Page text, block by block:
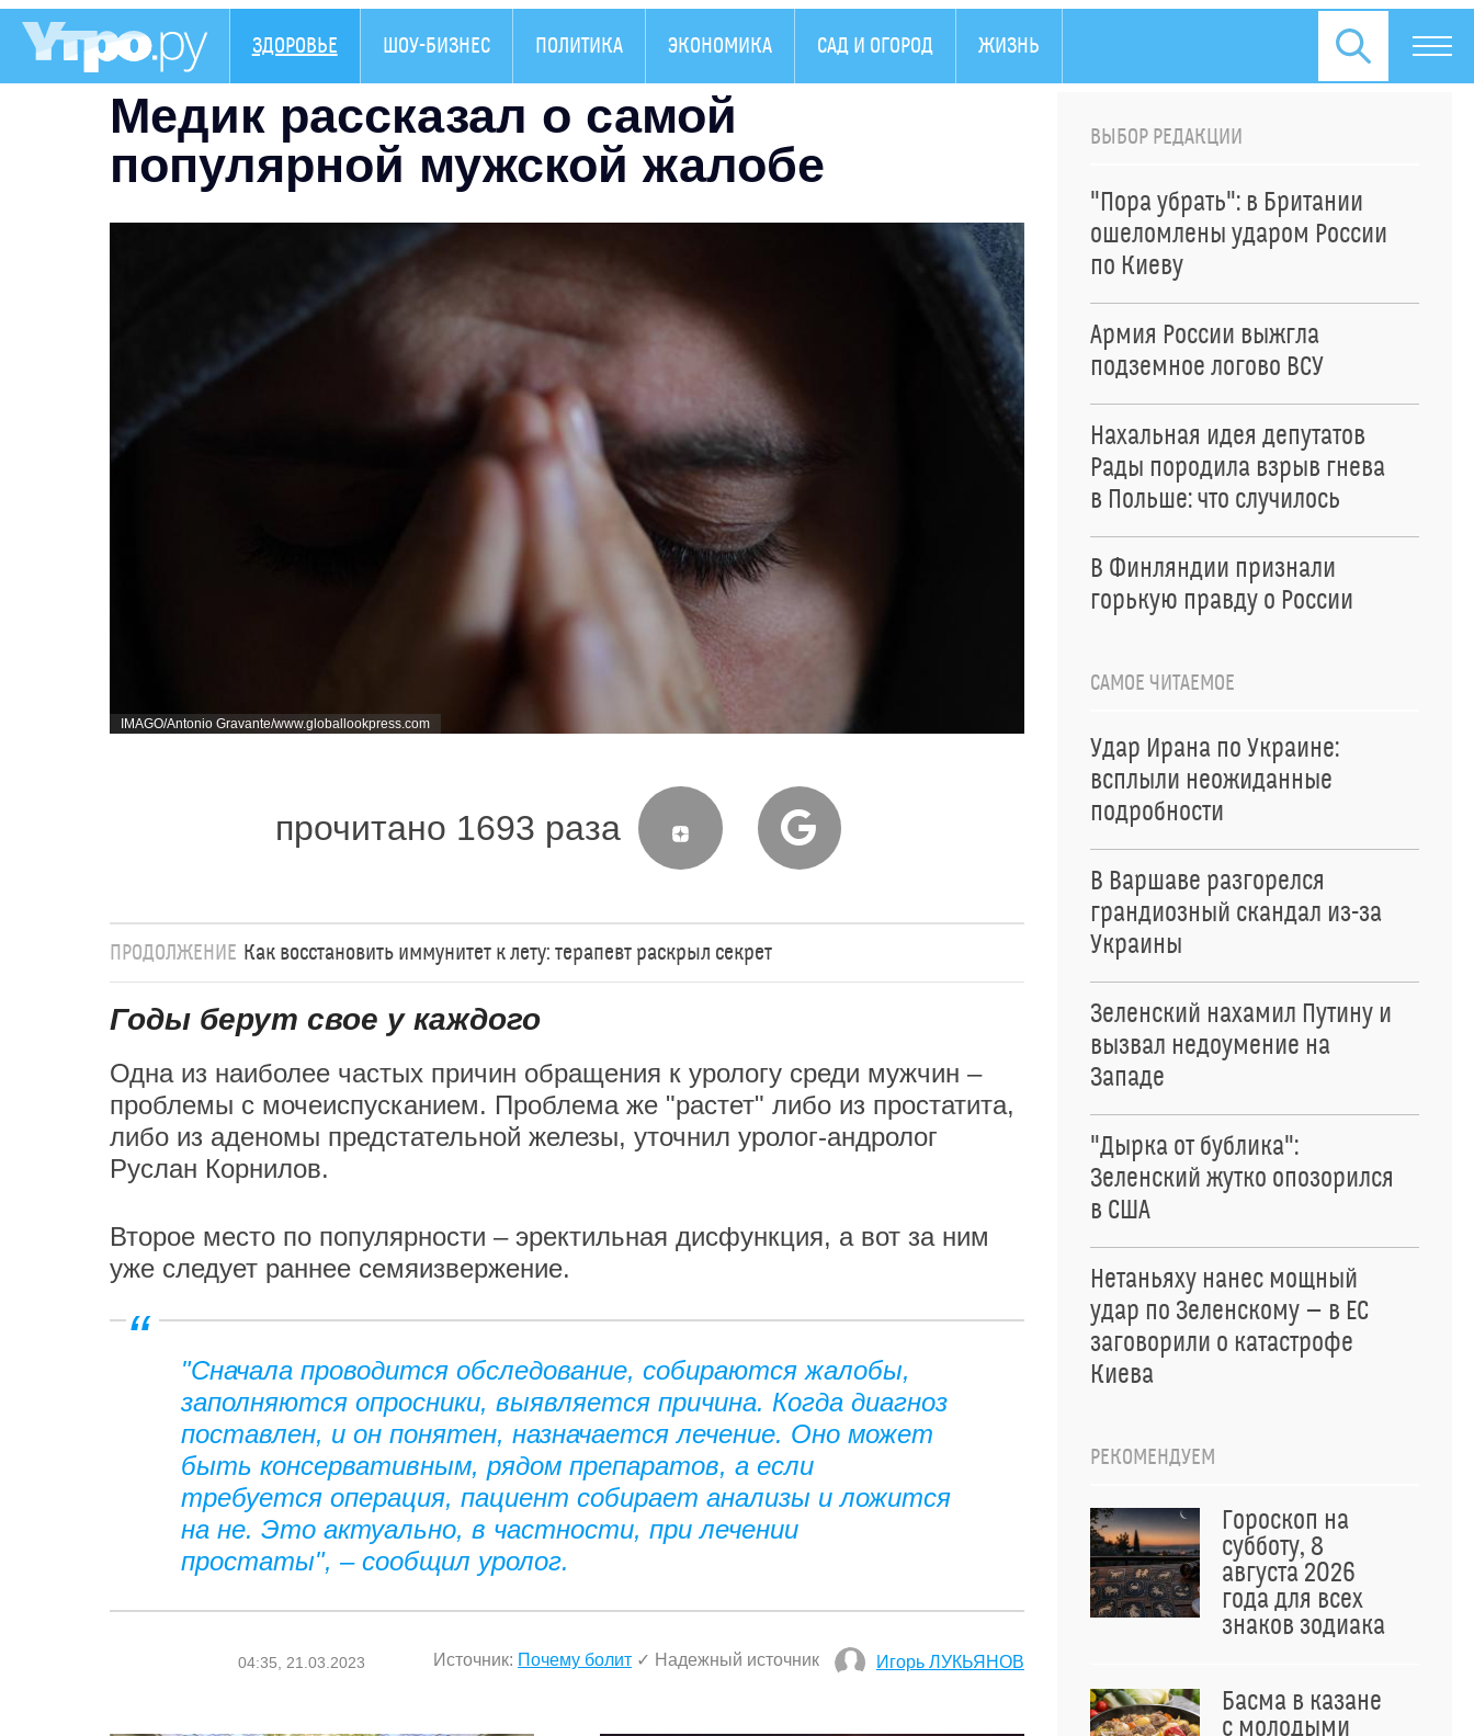
ЗДОРОВЬЕ ШОУ-БИЗНЕС ПОЛИТИКА ЭКОНОМИКА САД И ОГОРОД ЖИЗНЬ
Медик рассказал о самой
популярной мужской жалобе
IMAGO/Antonio Gravante/www.globallookpress.com
прочитано 1693 раза
ПРОДОЛЖЕНИЕ Как восстановить иммунитет к лету: терапевт раскрыл секрет
Годы берут свое у каждого
Одна из наиболее частых причин обращения к урологу среди мужчин –
проблемы с мочеиспусканием. Проблема же "растет" либо из простатита,
либо из аденомы предстательной железы, уточнил уролог-андролог
Руслан Корнилов.
Второе место по популярности – эректильная дисфункция, а вот за ним
уже следует раннее семяизвержение.
"Сначала проводится обследование, собираются жалобы,
заполняются опросники, выявляется причина. Когда диагноз
поставлен, и он понятен, назначается лечение. Оно может
быть консервативным, рядом препаратов, а если
требуется операция, пациент собирает анализы и ложится
на не. Это актуально, в частности, при лечении
простаты", – сообщил уролог.
04:35, 21.03.2023 Источник: Почему болит ✓ Надежный источник Игорь ЛУКЬЯНОВ
ВЫБОР РЕДАКЦИИ
"Пора убрать": в Британии
ошеломлены ударом России
по Киеву
Армия России выжгла
подземное логово ВСУ
Нахальная идея депутатов
Рады породила взрыв гнева
в Польше: что случилось
В Финляндии признали
горькую правду о России
САМОЕ ЧИТАЕМОЕ
Удар Ирана по Украине:
всплыли неожиданные
подробности
В Варшаве разгорелся
грандиозный скандал из-за
Украины
Зеленский нахамил Путину и
вызвал недоумение на
Западе
"Дырка от бублика":
Зеленский жутко опозорился
в США
Нетаньяху нанес мощный
удар по Зеленскому — в ЕС
заговорили о катастрофе
Киева
РЕКОМЕНДУЕМ
Гороскоп на
субботу, 8
августа 2026
года для всех
знаков зодиака
Басма в казане
с молодыми